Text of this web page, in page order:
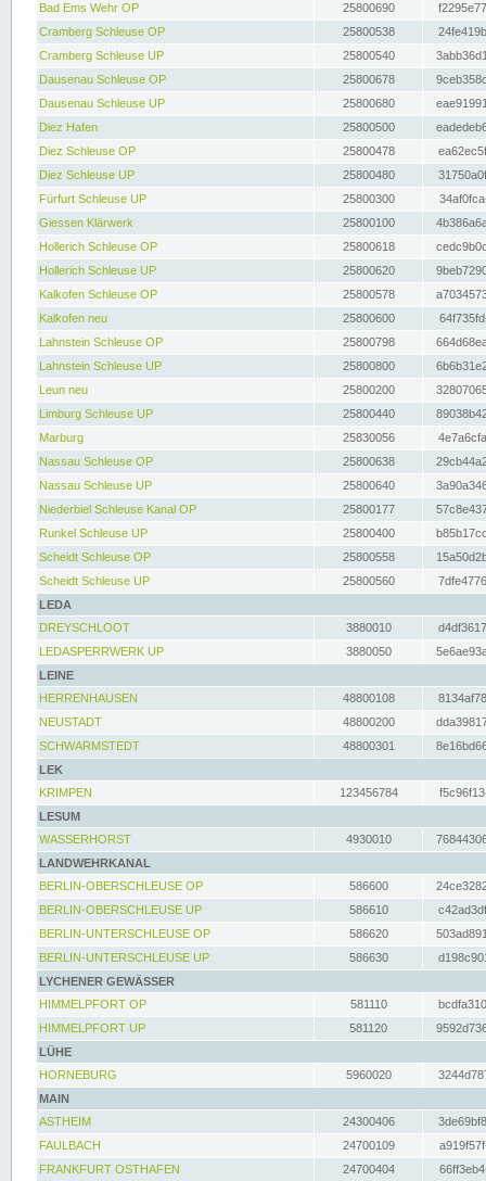
Bad Ems Wehr OP
25800690
Cramberg Schleuse OP
25800538
Cramberg Schleuse UP
25800540
Dausenau Schleuse OP
25800678
Dausenau Schleuse UP
25800680
Diez Hafen
25800500
Diez Schleuse OP
25800478
Diez Schleuse UP
25800480
Fürfurt Schleuse UP
25800300
Giessen Klärwerk
25800100
Hollerich Schleuse OP
25800618
Hollerich Schleuse UP
25800620
Kalkofen Schleuse OP
25800578
Kalkofen neu
25800600
Lahnstein Schleuse OP
25800798
Lahnstein Schleuse UP
25800800
Leun neu
25800200
Limburg Schleuse UP
25800440
Marburg
25830056
Nassau Schleuse OP
25800638
Nassau Schleuse UP
25800640
Niederbiel Schleuse Kanal OP
25800177
Runkel Schleuse UP
25800400
Scheidt Schleuse OP
25800558
Scheidt Schleuse UP
25800560
LEDA
DREYSCHLOOT
3880010
LEDASPERRWERK UP
3880050
LEINE
HERRENHAUSEN
48800108
NEUSTADT
48800200
SCHWARMSTEDT
48800301
LEK
KRIMPEN
123456784
LESUM
WASSERHORST
4930010
LANDWEHRKANAL
BERLIN-OBERSCHLEUSE OP
586600
BERLIN-OBERSCHLEUSE UP
586610
BERLIN-UNTERSCHLEUSE OP
586620
BERLIN-UNTERSCHLEUSE UP
586630
LYCHENER GEWÄSSER
HIMMELPFORT OP
581110
HIMMELPFORT UP
581120
LÜHE
HORNEBURG
5960020
MAIN
ASTHEIM
24300406
FAULBACH
24700109
FRANKFURT OSTHAFEN
24700404